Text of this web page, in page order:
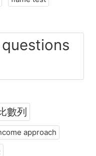
數列
approach